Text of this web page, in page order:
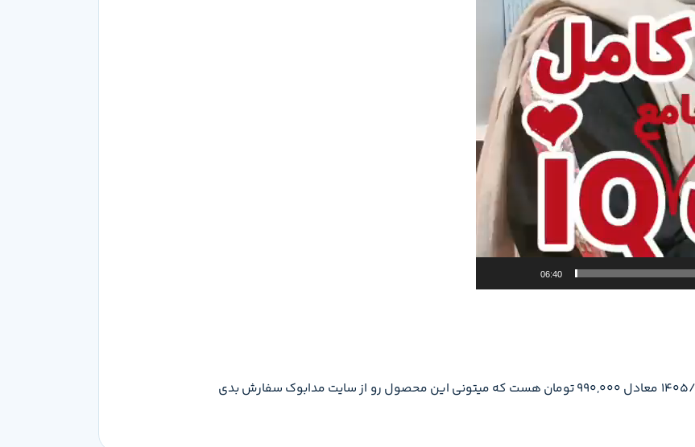
06:40
قیمت زیست جامع iQ (آی کیو) گاج جلد 2 (کنکور 1405) تو تاریخ 1405/05/15 معادل 990,000 تومان هست که میتونی این محصول رو از سایت مدابوک سفارش بدی